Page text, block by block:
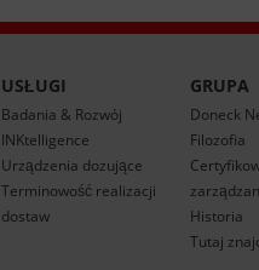
USŁUGI
Badania & Rozwój
INKtelligence
Urządzenia dozujące
Terminowość realizacji
dostaw
GRUPA
Doneck
Filozofia
Historia
Tutaj